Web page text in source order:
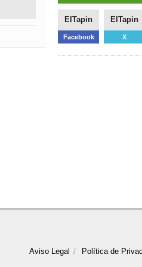
ElTapin
Facebook
ElTapin
X
Aviso Legal Política de